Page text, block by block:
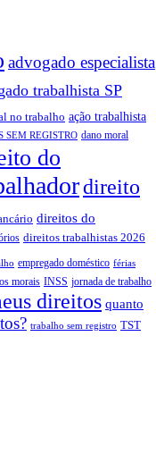
advogado especialista
trabalhista SP
no trabalho ação trabalhista
SEM REGISTRO dano moral
do
direito
direitos do
direitos trabalhistas 2026
empregado doméstico férias
morais INSS jornada de trabalho
direitos quanto
trabalho sem registro TST